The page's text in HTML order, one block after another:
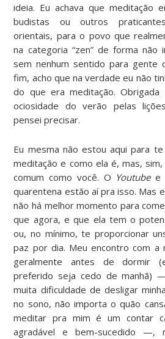
ideia. Eu achava que meditação
budistas ou outros
orientais, para o povo que
na categoria “zen” de forma não
sem nenhum sentido para gente
fim, acho que na verdade eu não
do que era meditação. Obrigada
ociosidade do verão pelas
pensei precisar.
Eu mesma não estou aqui para
meditação e como ela é, mas,
comum como você. O Youtubee
quarentena estão aí pra isso. Mas
não há melhor momento para
que agora, e que ela tem o
ou, no mínimo, te proporcionar
paz por dia. Meu encontro com a
geralmente antes de dormir
preferido seja cedo de manhã)
muita dificuldade de desligar
no sono, não importa o quão
meditar pra mim é um contar
agradável e bem-sucedido —,